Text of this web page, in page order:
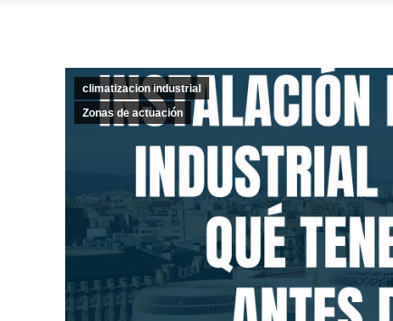
climatizacion industrial
Zonas de actuación